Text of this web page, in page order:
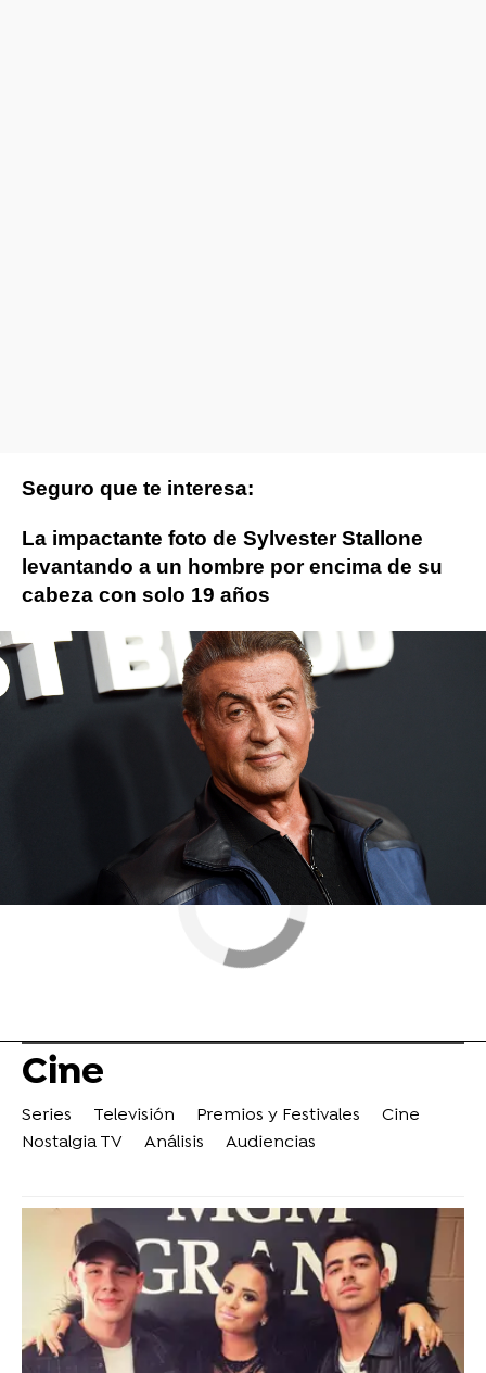
Seguro que te interesa:
La impactante foto de Sylvester Stallone
levantando a un hombre por encima de su
cabeza con solo 19 años
Sylvester Stallone
Cine
Series Televisión Premios y Festivales
Cine
Nostalgia TV
Análisis Audiencias